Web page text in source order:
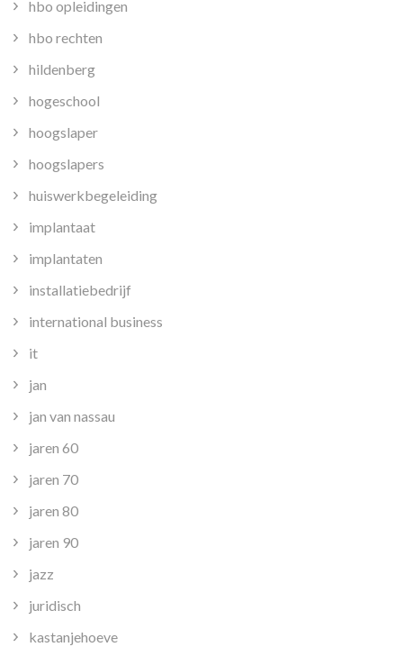
hbo opleidingen
hbo rechten
hildenberg
hogeschool
hoogslaper
hoogslapers
huiswerkbegeleiding
implantaat
implantaten
installatiebedrijf
international business
it
jan
jan van nassau
jaren 60
jaren 70
jaren 80
jaren 90
jazz
juridisch
kastanjehoeve